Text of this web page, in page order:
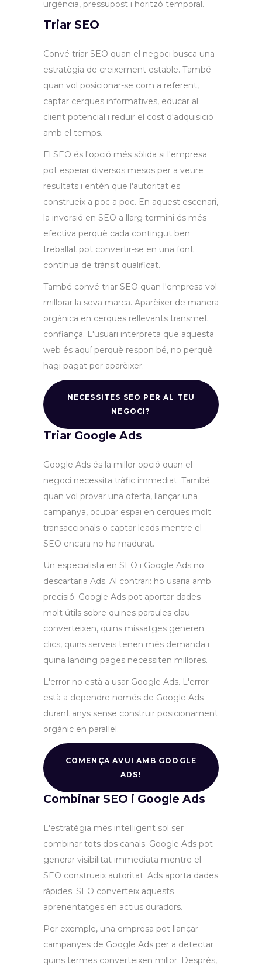
urgència, pressupost i horitzó temporal.
Triar SEO
Convé triar SEO quan el negoci busca una
estratègia de creixement estable. També
quan vol posicionar-se com a referent,
captar cerques informatives, educar al
client potencial i reduir el cost d'adquisició
amb el temps.
El SEO és l'opció més sòlida si l'empresa
pot esperar diversos mesos per a veure
resultats i entén que l'autoritat es
construeix a poc a poc. En aquest escenari,
la inversió en SEO a llarg termini és més
efectiva perquè cada contingut ben
treballat pot convertir-se en una font
contínua de trànsit qualificat.
També convé triar SEO quan l'empresa vol
millorar la seva marca. Aparèixer de manera
orgànica en cerques rellevants transmet
confiança. L'usuari interpreta que aquesta
web és aquí perquè respon bé, no perquè
hagi pagat per aparèixer.
NECESSITES SEO PER AL TEU
NEGOCI?
Triar Google Ads
Google Ads és la millor opció quan el
negoci necessita tràfic immediat. També
quan vol provar una oferta, llançar una
campanya, ocupar espai en cerques molt
transaccionals o captar leads mentre el
SEO encara no ha madurat.
Un especialista en SEO i Google Ads no
descartaria Ads. Al contrari: ho usaria amb
precisió. Google Ads pot aportar dades
molt útils sobre quines paraules clau
converteixen, quins missatges generen
clics, quins serveis tenen més demanda i
quina landing pages necessiten millores.
L'error no està a usar Google Ads. L'error
està a dependre només de Google Ads
durant anys sense construir posicionament
orgànic en paral·lel.
COMENÇA AVUI AMB GOOGLE
ADS!
Combinar SEO i Google Ads
L'estratègia més intel·ligent sol ser
combinar tots dos canals. Google Ads pot
generar visibilitat immediata mentre el
SEO construeix autoritat. Ads aporta dades
ràpides; SEO converteix aquests
aprenentatges en actius duradors.
Per exemple, una empresa pot llançar
campanyes de Google Ads per a detectar
quins termes converteixen millor. Després,